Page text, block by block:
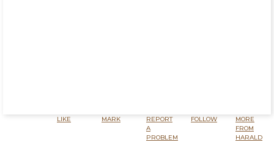
LIKE MARK
REPORT
A
PROBLEM
FOLLOW
MORE
FROM
HARALD